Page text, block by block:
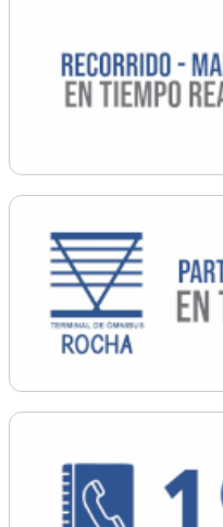
Ordenamiento
Promoción Social
Salud
Secretaría General